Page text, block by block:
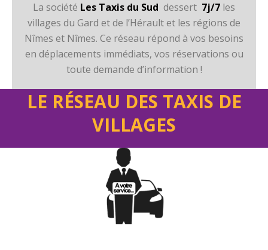
La société Les Taxis du Sud dessert 7j/7 les
villages du Gard et de l’Hérault et les régions de
Nîmes et Nîmes. Ce réseau répond à vos besoins
en déplacements immédiats, vos réservations ou
toute demande d’information !
LE RÉSEAU DES TAXIS DE
VILLAGES